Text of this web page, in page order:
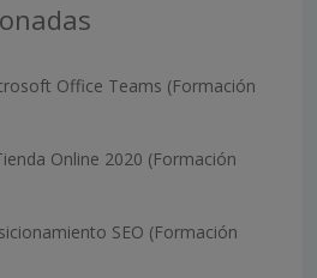
Office Teams (Formación
Online 2020 (Formación
SEO (Formación